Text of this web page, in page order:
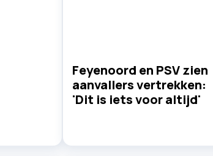
Feyenoord en PSV zien
aanvallers vertrekken:
'Dit is iets voor altijd'